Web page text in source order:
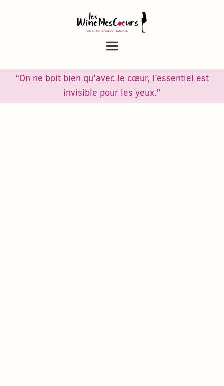
Menu
“On ne boit bien qu’avec le cœur, l’essentiel est
invisible pour les yeux.”